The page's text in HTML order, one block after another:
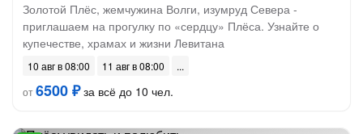
Золотой Плёс, жемчужина Волги, изумруд Севера -
приглашаем на прогулку по «сердцу» Плёса. Узнайте о
купечестве, храмах и жизни Левитана
10 авг в 08:00
11 авг в 08:00
от6500 ₽за всё до 10 чел.